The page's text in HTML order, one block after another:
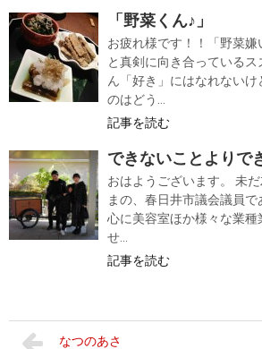
「野菜くん♪」
お疲れ様です！！「野菜嫌
と真剣に向き合っている
ん「好き」にはなれないけ
のはどう...
記事を読む
できないことよりで
おはようございます。 未
まの、春日井市議会議員
心に美容室ほか様々な業種
せ...
記事を読む
なつのあさ